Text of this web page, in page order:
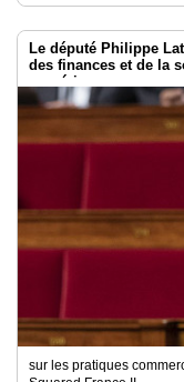
Le député Philippe
des finances et de la
numérique
sur les pratiques